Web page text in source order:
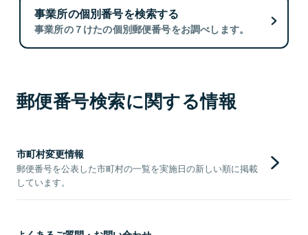
事業所の個別番号を検索する
事業所の７けたの個別郵便番号をお調べします。
郵便番号検索に関する情報
市町村変更情報
郵便番号を公表した市町村の一覧を実施日の新しい順に掲載
しています。